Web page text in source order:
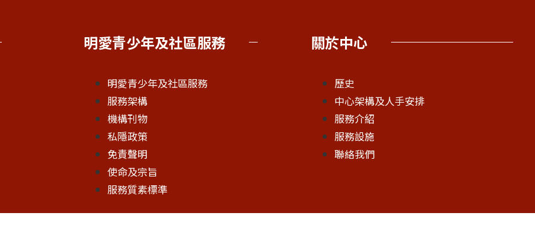
明愛青少年及社區服務
明愛青少年及社區服務
服務架構
機構刊物
私隱政策
免責聲明
使命及宗旨
服務質素標準
關於中心
歷史
中心架構及人手安排
服務介紹
服務設施
聯絡我們